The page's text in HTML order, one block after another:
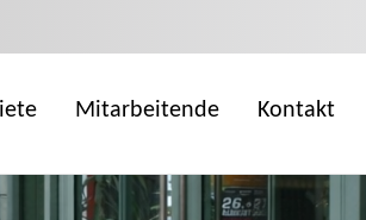
Mitarbeitende Kontakt